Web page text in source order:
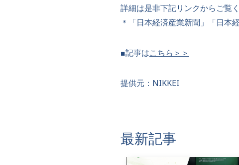
詳細は是非下記リンクからご覧
＊「日本経済産業新聞」「日本
■記事はこちら＞＞
提供元：NIKKEI
最新記事